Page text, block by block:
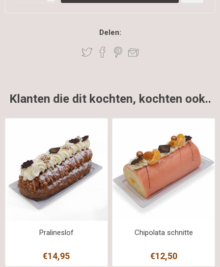
Delen:
Klanten die dit kochten, kochten ook..
Pralineslof
€14,95
Chipolata schnitte
€12,50